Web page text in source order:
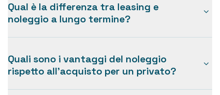
Qual è la differenza tra leasing e
noleggio a lungo termine?
Quali sono i vantaggi del noleggio
rispetto all'acquisto per un privato?